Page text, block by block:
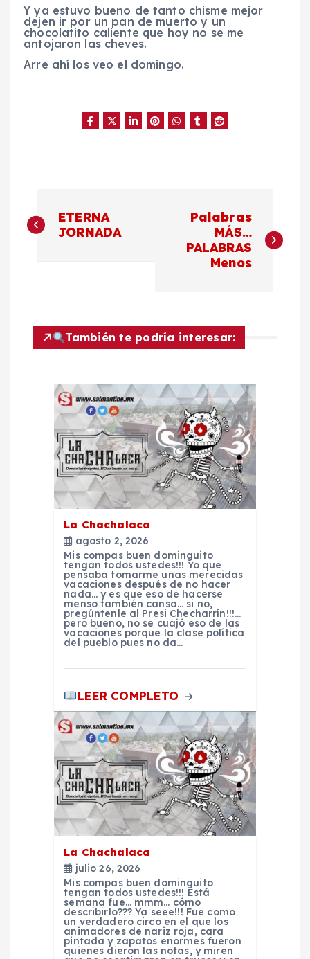
Y ya estuvo bueno de tanto chisme mejor
dejen ir por un pan de muerto y un
chocolatito caliente que hoy no se me
antojaron las cheves.
Arre ahí los veo el domingo.
a
g
ETERNA
JORNADA
Palabras
MÁS…
PALABRAS
Menos
También te podría interesar:
La Chachalaca
agosto 2, 2026
Mis compas buen dominguito
tengan todos ustedes!!! Yo que
pensaba tomarme unas merecidas
vacaciones después de no hacer
nada… y es que eso de hacerse
menso también cansa… si no,
pregúntenle al Presi Checharrín!!!…
pero bueno, no se cuajó eso de las
vacaciones porque la clase política
del pueblo pues no da…
LEER COMPLETO
La Chachalaca
julio 26, 2026
Mis compas buen dominguito
tengan todos ustedes!!! Está
semana fue… mmm… cómo
describirlo??? Ya seee!!! Fue como
un verdadero circo en el que los
animadores de nariz roja, cara
pintada y zapatos enormes fueron
quienes dieron las notas, y miren